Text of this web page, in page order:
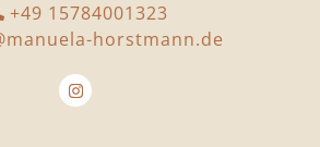
+49 15784001323
horstmann.de